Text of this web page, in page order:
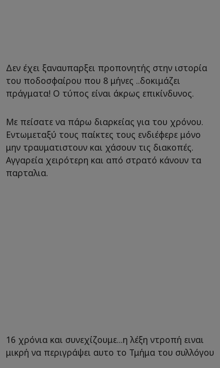
Δεν έχει ξαναυπαρξει προπονητής στην ιστορία
του ποδοσφαίρου που 8 μήνες ..δοκιμάζει
πράγματα! Ο τύπος είναι άκρως επικίνδυνος.
Με πείσατε να πάρω διαρκείας για του χρόνου.
Εντωμεταξύ τους παίκτες τους ενδιέφερε μόνο
μην τραυματιστουν και χάσουν τις διακοπές.
Αγγαρεία χειρότερη και από στρατό κάνουν τα
παρταλια.
16 χρόνια και συνεχίζουμε...η λέξη ντροπή ειναι
μικρή να περιγράψει αυτο το Τμήμα του συλλόγου